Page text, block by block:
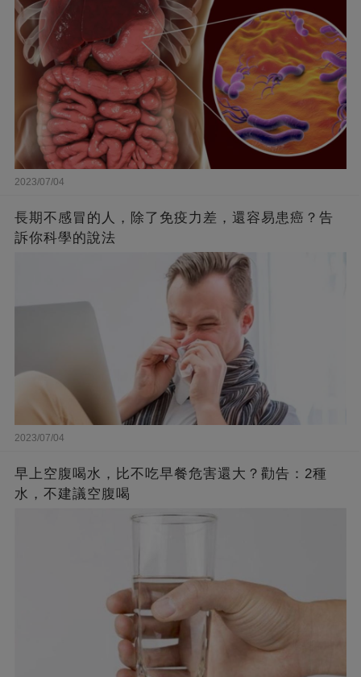
2023/07/04
長期不感冒的人，除了免疫力差，還容易患癌？告
訴你科學的說法
2023/07/04
早上空腹喝水，比不吃早餐危害還大？勸告：2種
水，不建議空腹喝